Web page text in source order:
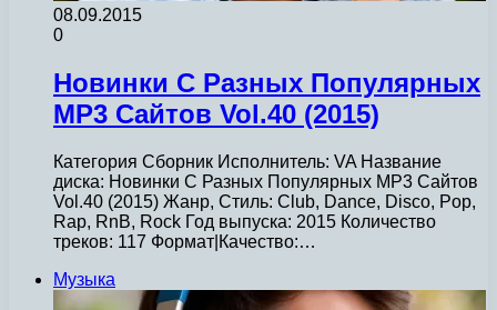
08.09.2015
0
Новинки С Разных Популярных
MP3 Сайтов Vol.40 (2015)
Категория Сборник Исполнитель: VA Название
диска: Новинки С Разных Популярных MP3 Сайтов
Vol.40 (2015) Жанр, Стиль: Club, Dance, Disco, Pop,
Rap, RnB, Rock Год выпуска: 2015 Количество
треков: 117 Формат|Качество:…
Музыка